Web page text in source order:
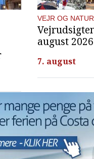
VEJR OG NATUR
august
7. august